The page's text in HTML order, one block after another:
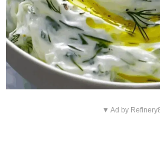
▼ Ad by